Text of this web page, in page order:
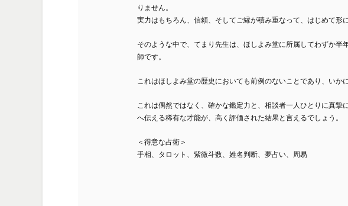
りません。
実力はもちろん、信頼、そしてご縁が積み重なって、はじめて形
そのような中で、てまり先生は、ほしよみ堂に所属してわずか
師です。
これはほしよみ堂の歴史においても前例のないことであり、いか
これは偶然ではなく、確かな鑑定力と、相談者一人ひとりに真
へ伝える稀有な才能が、高く評価された結果と言えるでしょう。
＜得意な占術＞
手相、タロット、紫微斗数、姓名判断、夢占い、周易